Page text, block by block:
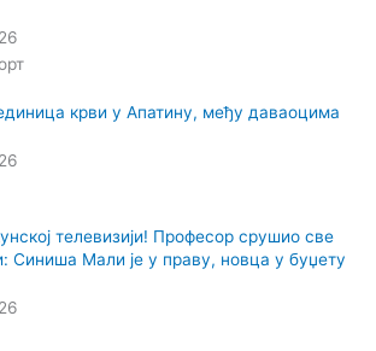
крви у Апатину, међу даваоцима
телевизији! Професор срушио све
Синиша Мали је у праву, новца у буџету